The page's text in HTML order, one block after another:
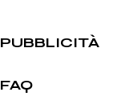
PUBBLICITÀ
FAQ